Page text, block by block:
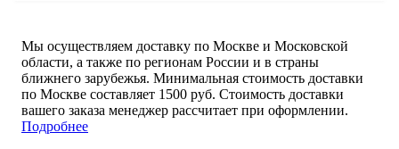
Мы осуществляем доставку по Москве и Московской
области, а также по регионам России и в страны
ближнего зарубежья. Минимальная стоимость доставки
по Москве составляет 1500 руб. Стоимость доставки
вашего заказа менеджер рассчитает при оформлении.
Подробнее